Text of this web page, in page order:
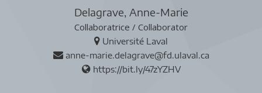
Delagrave, Anne-Marie
Collaboratrice / Collaborator
Université Laval
anne-marie.delagrave@fd.ulaval.ca
https://bit.ly/47zYZHV